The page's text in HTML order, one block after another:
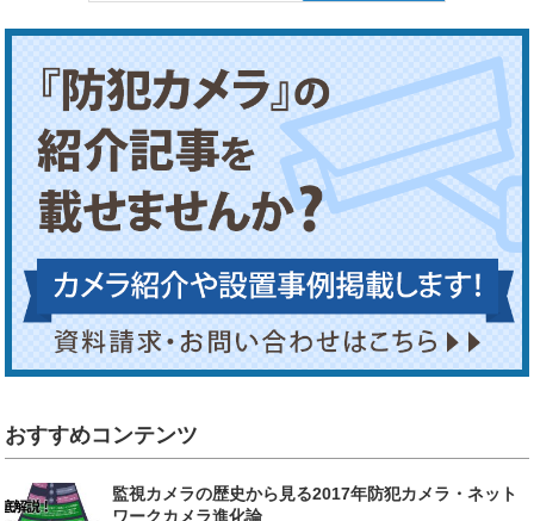
おすすめコンテンツ
監視カメラの歴史から見る2017年防犯カメラ・ネット
ワークカメラ進化論